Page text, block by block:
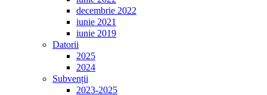
decembrie 2022
iunie 2021
iunie 2019
Datorii
2025
2024
Subvenții
2023-2025